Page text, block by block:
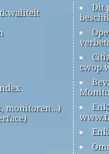
monitoren…)
Dit